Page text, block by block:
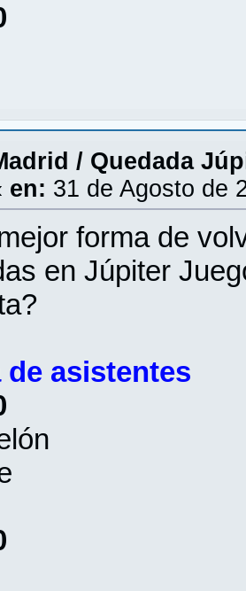
/ Quedada
en: 31 de Agosto de
forma de
en Júpiter
de asistentes